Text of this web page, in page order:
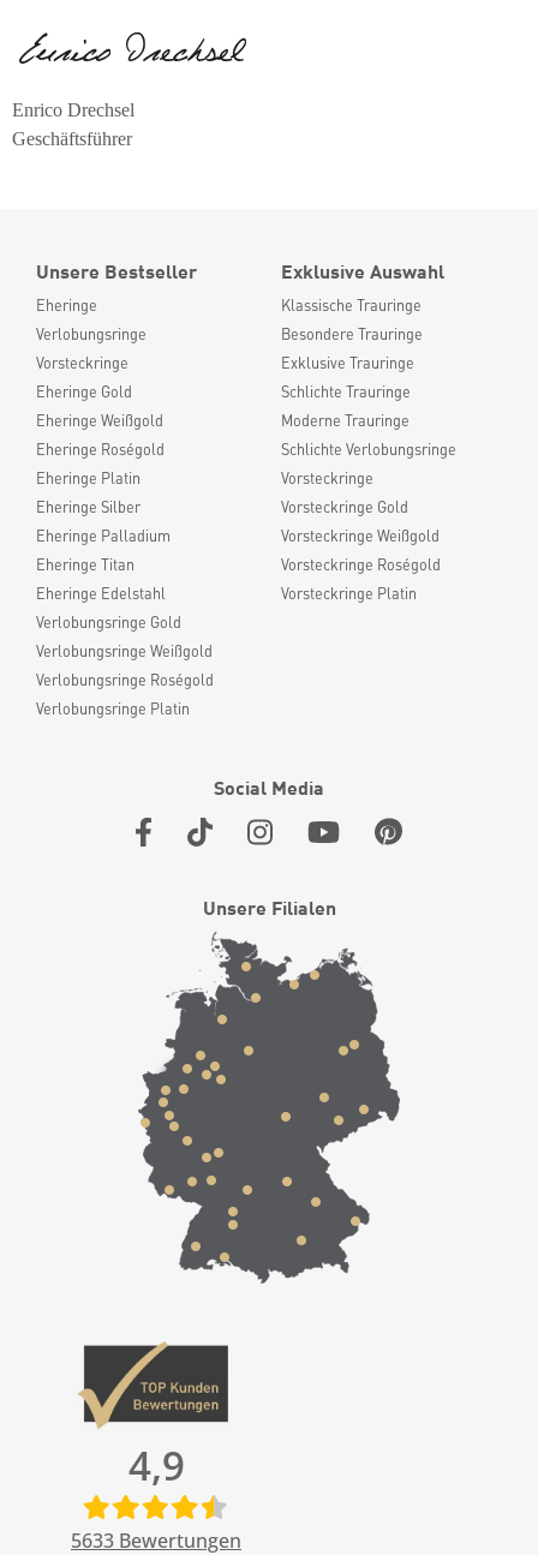
Enrico Drechsel
Geschäftsführer
Unsere Bestseller
Eheringe
Verlobungsringe
Vorsteckringe
Eheringe Gold
Eheringe Weißgold
Eheringe Roségold
Eheringe Platin
Eheringe Silber
Eheringe Palladium
Eheringe Titan
Eheringe Edelstahl
Verlobungsringe Gold
Verlobungsringe Weißgold
Verlobungsringe Roségold
Verlobungsringe Platin
Exklusive Auswahl
Klassische Trauringe
Besondere Trauringe
Exklusive Trauringe
Schlichte Trauringe
Moderne Trauringe
Schlichte Verlobungsringe
Vorsteckringe
Vorsteckringe Gold
Vorsteckringe Weißgold
Vorsteckringe Roségold
Vorsteckringe Platin
Social Media
Unsere Filialen
4,9
5633 Bewertungen